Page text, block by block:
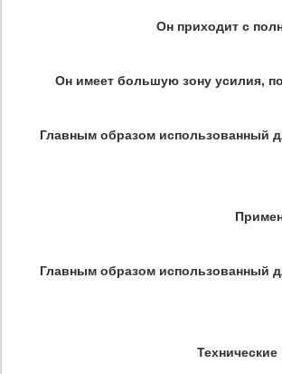
Он приходит с
Он имеет большую зону усилия,
Главным образом использованный
Главным образом использованный